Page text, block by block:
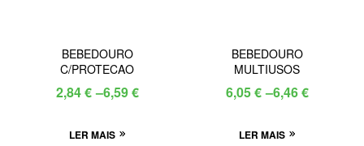
BEBEDOURO
C/PROTECAO
2,84€ –6,59€
LER MAIS
BEBEDOURO
MULTIUSOS
6,05€ –6,46€
LER MAIS